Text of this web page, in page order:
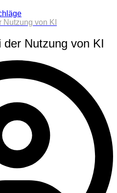
Nutzung von KI
Nutzung von KI